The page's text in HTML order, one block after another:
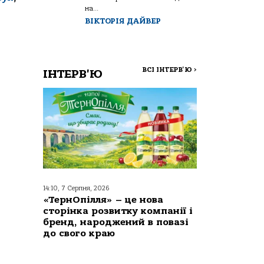
на...
ВІКТОРІЯ ДАЙВЕР
ІНТЕРВ'Ю ВСІ ІНТЕРВ'Ю >
14:10, 7 Серпня, 2026
«ТернОпілля» – це нова
сторінка розвитку компанії і
бренд, народжений в повазі
до свого краю